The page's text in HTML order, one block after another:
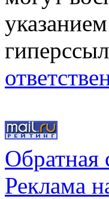
Обратная
Реклама